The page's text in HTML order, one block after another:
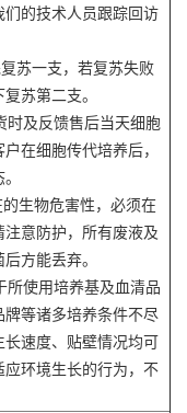
的技术人员跟踪回访
苏一支，若复苏失败
苏第二支。
时及反馈售后当天细胞
在细胞传代培养后，
生物危害性，必须在
意防护，所有废液及
方能丢弃。
使用培养基及血清品
等诸多培养条件不尽
速度、贴壁情况均可
环境生长的行为，不